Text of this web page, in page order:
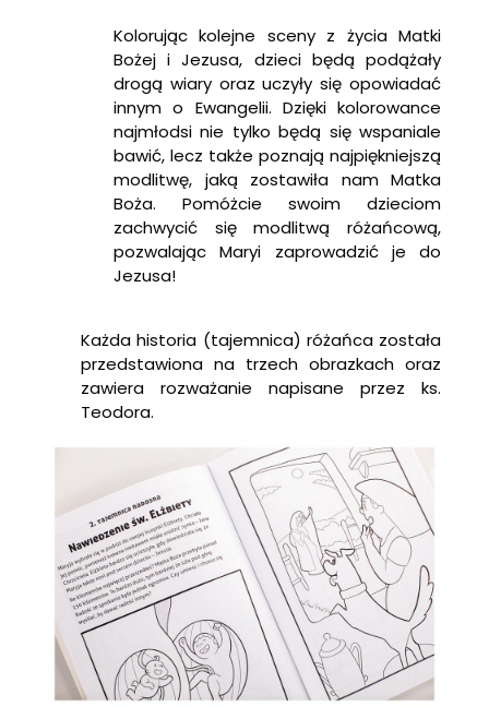
Kolorując kolejne sceny z życia Matki
Bożej i Jezusa, dzieci będą podążały
drogą wiary oraz uczyły się opowiadać
innym o Ewangelii. Dzięki kolorowance
najmłodsi nie tylko będą się wspaniale
bawić, lecz także poznają najpiękniejszą
modlitwę, jaką zostawiła nam Matka
Boża. Pomóżcie swoim dzieciom
zachwycić się modlitwą różańcową,
pozwalając Maryi zaprowadzić je do
Jezusa!
Każda historia (tajemnica) różańca została
przedstawiona na trzech obrazkach oraz
zawiera rozważanie napisane przez ks.
Teodora.